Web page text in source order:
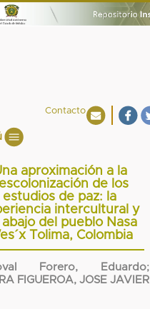
Contacto
aproximación a la
de los
estudios de paz: la
intercultural y
abajo del pueblo Nasa
Tolima, Colombia
Forero, Eduardo;
FIGUEROA, JOSE JAVIER